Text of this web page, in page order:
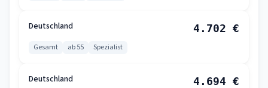
Deutschland 4.702 €
Gesamt ab 55 Spezialist
Deutschland 4.694 €